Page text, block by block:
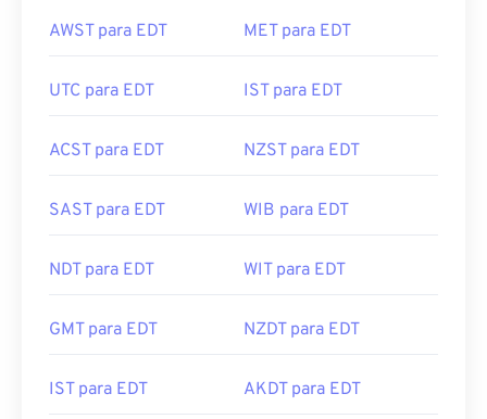
AWST para EDT MET para EDT
UTC para EDT IST para EDT
ACST para EDT NZST para EDT
SAST para EDT WIB para EDT
NDT para EDT WIT para EDT
GMT para EDT NZDT para EDT
IST para EDT AKDT para EDT